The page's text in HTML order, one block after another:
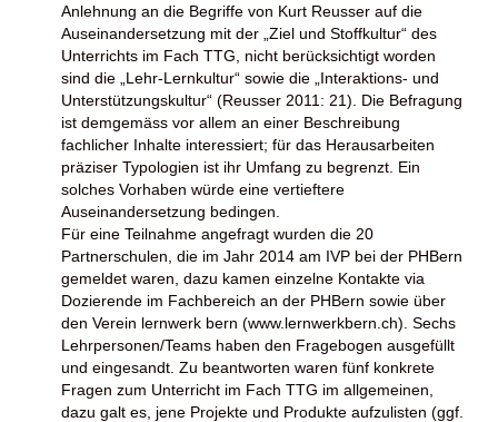
Anlehnung an die Begriffe von Kurt Reusser auf die
Auseinandersetzung mit der „Ziel und Stoffkultur“ des
Unterrichts im Fach TTG, nicht berücksichtigt worden
sind die „Lehr-Lernkultur“ sowie die „Interaktions- und
Unterstützungskultur“ (Reusser 2011: 21). Die Befragung
ist demgemäss vor allem an einer Beschreibung
fachlicher Inhalte interessiert; für das Herausarbeiten
präziser Typologien ist ihr Umfang zu begrenzt. Ein
solches Vorhaben würde eine vertieftere
Auseinandersetzung bedingen.
Für eine Teilnahme angefragt wurden die 20
Partnerschulen, die im Jahr 2014 am IVP bei der PHBern
gemeldet waren, dazu kamen einzelne Kontakte via
Dozierende im Fachbereich an der PHBern sowie über
den Verein lernwerk bern (www.lernwerkbern.ch). Sechs
Lehrpersonen/Teams haben den Fragebogen ausgefüllt
und eingesandt. Zu beantworten waren fünf konkrete
Fragen zum Unterricht im Fach TTG im allgemeinen,
dazu galt es, jene Projekte und Produkte aufzulisten (ggf.